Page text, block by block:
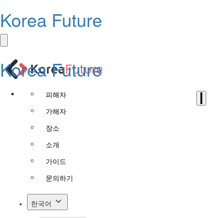
Korea Future
Korea Future
피해자
가해자
장소
소개
가이드
문의하기
한국어